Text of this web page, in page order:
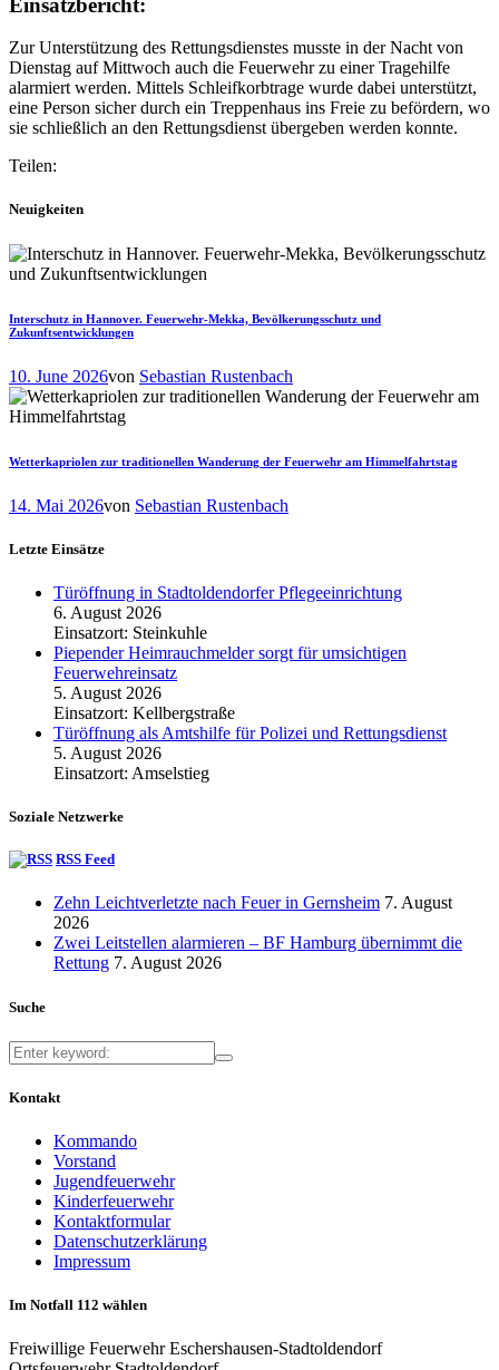
Zur Unterstützung des Rettungsdienstes musste in der Nacht von
Dienstag auf Mittwoch auch die Feuerwehr zu einer Tragehilfe
alarmiert werden. Mittels Schleifkorbtrage wurde dabei unterstützt,
eine Person sicher durch ein Treppenhaus ins Freie zu befördern, wo
sie schließlich an den Rettungsdienst übergeben werden konnte.
Teilen:
Neuigkeiten
Interschutz in Hannover. Feuerwehr-Mekka, Bevölkerungsschutz und
Zukunftsentwicklungen
10. June 2026von Sebastian Rustenbach
Wetterkapriolen zur traditionellen Wanderung der Feuerwehr am Himmelfahrtstag
14. Mai 2026von Sebastian Rustenbach
Letzte Einsätze
Türöffnung in Stadtoldendorfer Pflegeeinrichtung
6. August 2026
Einsatzort: Steinkuhle
Piepender Heimrauchmelder sorgt für umsichtigen
Feuerwehreinsatz
5. August 2026
Einsatzort: Kellbergstraße
Türöffnung als Amtshilfe für Polizei und Rettungsdienst
5. August 2026
Einsatzort: Amselstieg
Soziale Netzwerke
RSS Feed
Zehn Leichtverletzte nach Feuer in Gernsheim 7. August
2026
Zwei Leitstellen alarmieren – BF Hamburg übernimmt die
Rettung 7. August 2026
Suche
Kontakt
Kommando
Vorstand
Jugendfeuerwehr
Kinderfeuerwehr
Kontaktformular
Datenschutzerklärung
Impressum
Im Notfall 112 wählen
Freiwillige Feuerwehr Eschershausen-Stadtoldendorf